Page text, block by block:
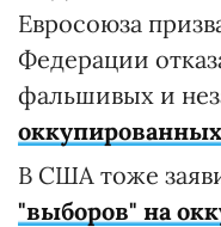
Евросоюза
Федерации
фальшивых и
В США тоже
"выборов" на